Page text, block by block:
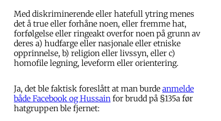
Med diskriminerende eller hatefull ytring menes
det å true eller forhåne noen, eller fremme hat,
forfølgelse eller ringeakt overfor noen på grunn av
deres a) hudfarge eller nasjonale eller etniske
opprinnelse, b) religion eller livssyn, eller c)
homofile legning, leveform eller orientering.
Ja, det ble faktisk foreslått at man burde anmelde
både Facebook og Hussain for brudd på §135a før
hatgruppen ble fjernet: